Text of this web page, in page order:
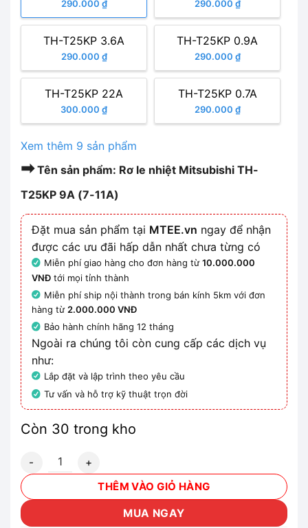
290.000 ₫ 290.000 ₫
TH-T25KP 3.6A
290.000 ₫
TH-T25KP 0.9A
290.000 ₫
TH-T25KP 22A
300.000 ₫
TH-T25KP 0.7A
290.000 ₫
Xem thêm 9 sản phẩm
➡Tên sản phẩm: Rơ le nhiệt Mitsubishi TH-
T25KP 9A (7-11A)
Đặt mua sản phẩm tại MTEE.vn ngay để nhận
được các ưu đãi hấp dẫn nhất chưa từng có
Miễn phí giao hàng cho đơn hàng từ10.000.000
VNĐ tới mọi tỉnh thành
Miễn phí ship nội thành trong bán kính 5km với đơn
hàng từ 2.000.000 VNĐ
Bảo hành chính hãng 12 tháng
Ngoài ra chúng tôi còn cung cấp các dịch vụ
như:
Lắp đặt và lập trình theo yêu cầu
Tư vấn và hỗ trợ kỹ thuật trọn đời
Còn 30 trong kho
Rơ le nhiệt Mitsubishi TH-T25KP 9A (7-11A) số lượng
THÊM VÀO GIỎ HÀNG
MUA NGAY